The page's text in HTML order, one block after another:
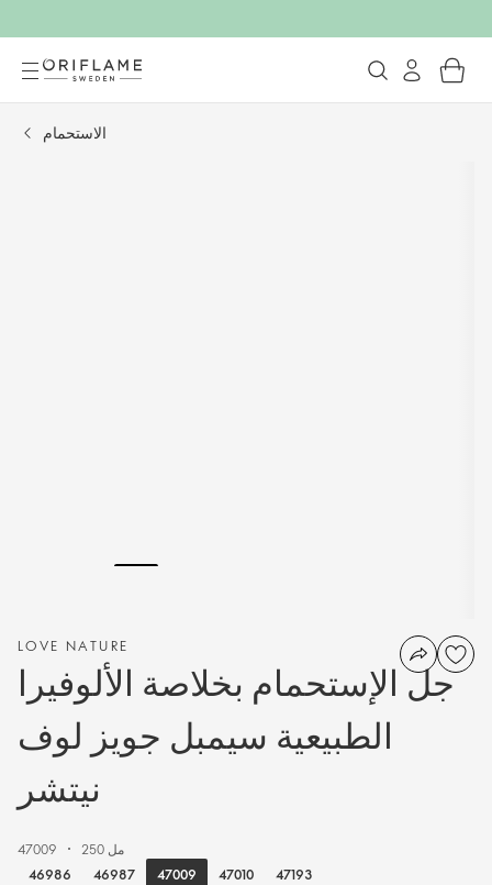
الاستحمام
LOVE NATURE
جل الإستحمام بخلاصة الألوفيرا
الطبيعية سيمبل جويز لوف
نيتشر
47009
250 مل
46986
46987 47009 47010 47193